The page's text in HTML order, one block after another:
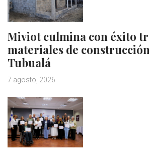
Miviot culmina con éxito
materiales de
Tubualá
7 agosto, 2026